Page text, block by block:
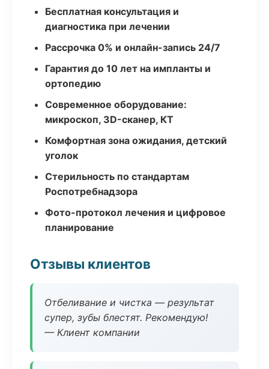
Бесплатная консультация и
диагностика при лечении
Рассрочка 0% и онлайн-запись 24/7
Гарантия до 10 лет на импланты и
ортопедию
Современное оборудование:
микроскоп, 3D-сканер, КТ
Комфортная зона ожидания, детский
уголок
Стерильность по стандартам
Роспотребнадзора
Фото-протокол лечения и цифровое
планирование
Отзывы клиентов
Отбеливание и чистка — результат
супер, зубы блестят. Рекомендую!
— Клиент компании